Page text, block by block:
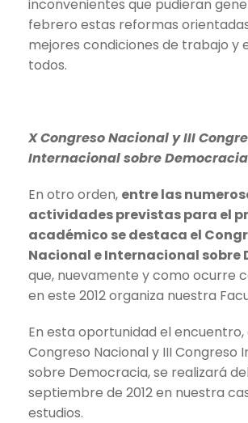
inconvenientes que pudieran
febrero estas reformas
mejores condiciones de trabajo y
todos.
X Congreso Nacional y III
Internacional sobre Democracia
En otro orden, entre las
actividades previstas para el
académico se destaca el
Nacional e Internacional sobre
que, nuevamente y como ocurre
en este 2012 organiza nuestra
En esta oportunidad el encuentro,
Congreso Nacional y III Congreso
sobre Democracia, se realizará
septiembre de 2012 en nuestra
estudios.